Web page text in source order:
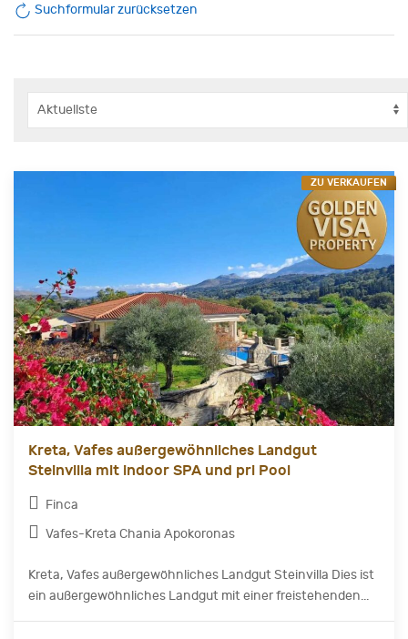
Suchformular zurücksetzen
Kreta, Vafes außergewöhnliches Landgut
Steinvilla mit indoor SPA und pri Pool
Finca
Vafes-Kreta Chania Apokoronas
Kreta, Vafes außergewöhnliches Landgut Steinvilla Dies ist
ein außergewöhnliches Landgut mit einer freistehenden...
ZU VERKAUFEN